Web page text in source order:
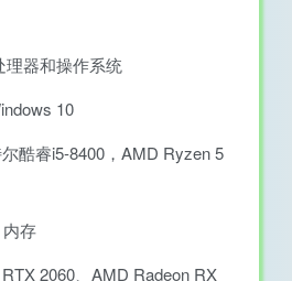
理器和操作系统
10
酷睿i5-8400，AMD Ryzen 5
存
2060、AMD Radeon RX